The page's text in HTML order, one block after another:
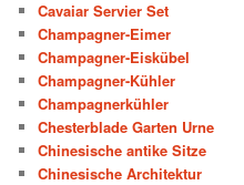
Cavaiar Servier Set
Champagner-Eimer
Champagner-Eiskübel
Champagner-Kühler
Champagnerkühler
Chesterblade Garten Urne
Chinesische antike Sitze
Chinesische Architektur